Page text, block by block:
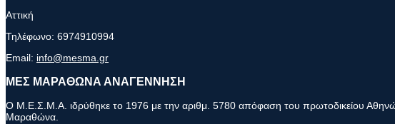
Αττική
Τηλέφωνο: 6974910994
Email: info@mesma.gr
ΜΕΣ ΜΑΡΑΘΩΝΑ ΑΝΑΓΕΝΝΗΣΗ
Ο Μ.Ε.Σ.Μ.Α. ιδρύθηκε το 1976 με την αριθμ. 5780 απόφαση του πρωτοδικείου Αθηνών
Μαραθώνα.